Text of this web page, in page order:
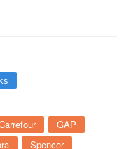
GAP
Spencer